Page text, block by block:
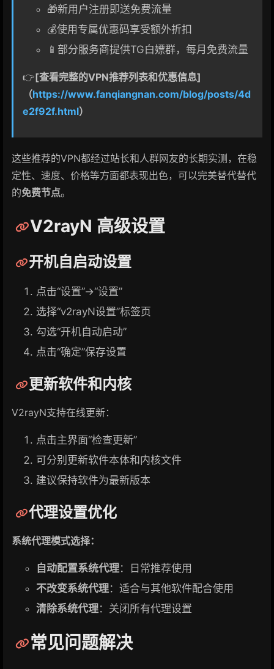
🎁新用户注册即送免费流量
💰使用专属优惠码享受额外折扣
📱部分服务商提供TG白嫖群，每月免费流量
👉[查看完整的VPN推荐列表和优惠信息]
（https://www.fanqiangnan.com/blog/posts/4d
e2f92f.html）
这些推荐的VPN都经过站长和人群网友的长期实测，在稳
定性、速度、价格等方面都表现出色，可以完美替代替代
的免费节点。
V2rayN 高级设置
开机自启动设置
点击“设置”→“设置”
选择“v2rayN设置”标签页
勾选“开机自动启动”
点击“确定”保存设置
更新软件和内核
V2rayN支持在线更新：
点击主界面“检查更新”
可分别更新软件本体和内核文件
建议保持软件为最新版本
代理设置优化
系统代理模式选择：
自动配置系统代理：日常推荐使用
不改变系统代理：适合与其他软件配合使用
清除系统代理：关闭所有代理设置
常见问题解决